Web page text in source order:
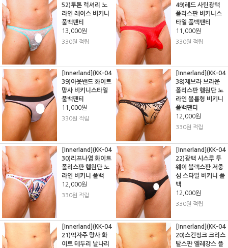
52)투톤 럭셔리 노
라인 레이스 비키니
풀백팬티
13,000원
330원 적립
49)레드 사틴광택
폴리스판 비키니스
타일 풀백팬티
11,000원
330원 적립
[Innerland](KK-04
39)아웃밴드 화이트
망사 비키니스타일
풀백팬티
11,000원
330원 적립
[Innerland](KK-04
38)제브라 브라운
폴리스판 햄원단 노
라인 볼륨형 비키니
풀백팬티
12,000원
330원 적립
[Innerland](KK-04
30)리프나염 화이트
폴리스판 햄원단 노
라인 비키니 풀백
12,000원
330원 적립
[Innerland](KK-04
22)광택 시스루 투
웨이 블랙스판 저중
심 스타일 비키니 풀
백
12,000원
330원 적립
[Innerland](KK-04
21)먹자주 망사 화
이트 테두리 날나리
[Innerland](KK-04
20)스킨핑크 크리스
탈스판 엘레강스 플